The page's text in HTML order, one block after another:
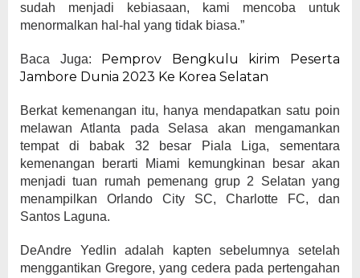
sudah menjadi kebiasaan, kami mencoba untuk
menormalkan hal-hal yang tidak biasa.”
Baca Juga: Pemprov Bengkulu kirim Peserta
Jambore Dunia 2023 Ke Korea Selatan
Berkat kemenangan itu, hanya mendapatkan satu poin
melawan Atlanta pada Selasa akan mengamankan
tempat di babak 32 besar Piala Liga, sementara
kemenangan berarti Miami kemungkinan besar akan
menjadi tuan rumah pemenang grup 2 Selatan yang
menampilkan Orlando City SC, Charlotte FC, dan
Santos Laguna.
DeAndre Yedlin adalah kapten sebelumnya setelah
menggantikan Gregore, yang cedera pada pertengahan